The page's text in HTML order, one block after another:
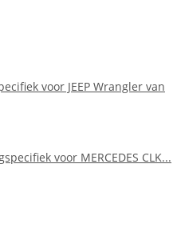
voor JEEP Wrangler van